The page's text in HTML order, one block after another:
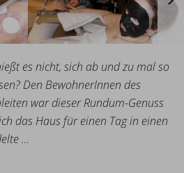
es nicht, sich ab und zu mal so
Den BewohnerInnen des
war dieser Rundum-Genuss
das Haus für einen Tag in einen
…